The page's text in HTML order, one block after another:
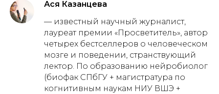
Ася Казанцева
— известный научный журналист,
лауреат премии «Просветитель», автор
четырех бестселлеров о человеческом
мозге и поведении, странствующий
лектор. По образованию нейробиолог
(биофак СПбГУ + магистратура по
когнитивным наукам НИУ ВШЭ +